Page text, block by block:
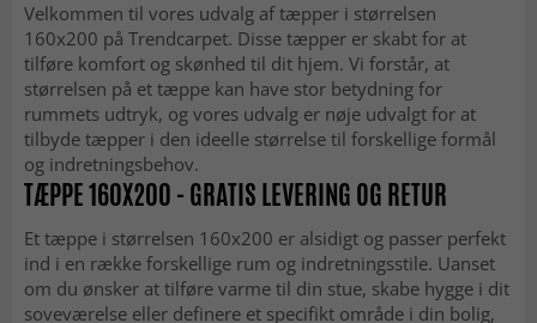
Velkommen til vores udvalg af tæpper i størrelsen
160x200 på Trendcarpet. Disse tæpper er skabt for at
tilføre komfort og skønhed til dit hjem. Vi forstår, at
størrelsen på et tæppe kan have stor betydning for
rummets udtryk, og vores udvalg er nøje udvalgt for at
tilbyde tæpper i den ideelle størrelse til forskellige formål
og indretningsbehov.
TÆPPE 160X200 - GRATIS LEVERING OG RETUR
Et tæppe i størrelsen 160x200 er alsidigt og passer perfekt
ind i en række forskellige rum og indretningsstile. Uanset
om du ønsker at tilføre varme til din stue, skabe hygge i dit
soveværelse eller definere et specifikt område i din bolig,